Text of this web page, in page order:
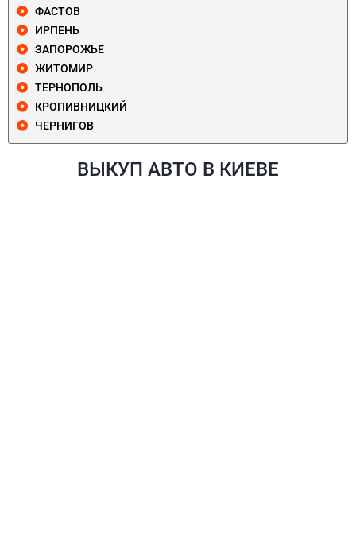
ФАСТОВ
ИРПЕНЬ
ЗАПОРОЖЬЕ
ЖИТОМИР
ТЕРНОПОЛЬ
КРОПИВНИЦКИЙ
ЧЕРНИГОВ
ВЫКУП АВТО В КИЕВЕ